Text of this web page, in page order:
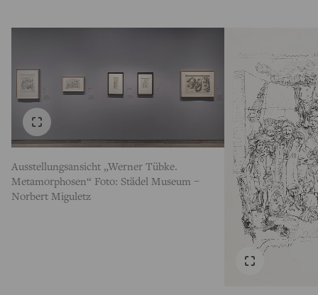
Ausstellungsansicht „Werner Tübke.
Metamorphosen“ Foto: Städel Museum –
Norbert Miguletz